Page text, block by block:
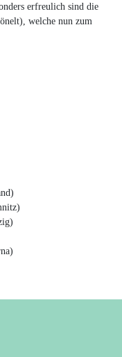
erfreulich sind die
welche nun zum